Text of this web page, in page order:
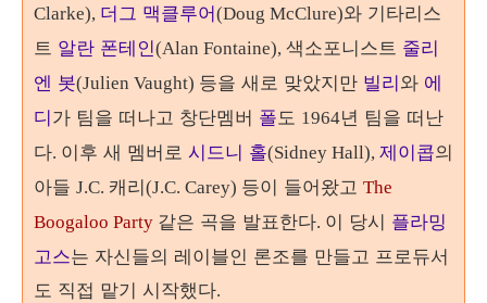
Clarke), 더그 맥클루어(Doug McClure)와 기타리스
트 알란 폰테인(Alan Fontaine), 색소포니스트 줄리
엔 봇(Julien Vaught) 등을 새로 맞았지만 빌리와 에
디가 팀을 떠나고 창단멤버 폴도 1964년 팀을 떠난
다. 이후 새 멤버로 시드니 홀(Sidney Hall), 제이콥의
아들 J.C. 캐리(J.C. Carey) 등이 들어왔고 The
Boogaloo Party 같은 곡을 발표한다. 이 당시 플라밍
고스는 자신들의 레이블인 론조를 만들고 프로듀서
도 직접 맡기 시작했다.